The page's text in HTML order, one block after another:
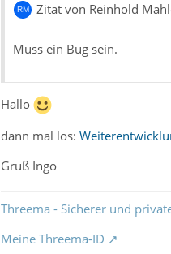
Zitat von Reinhold
Muss ein Bug sein.
Hallo
dann mal los:
Gruß Ingo
Threema - Sicherer und
Meine Threema-ID